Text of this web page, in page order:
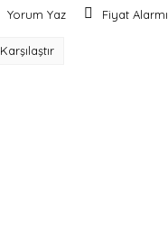
Yorum Yaz Fiyat Alarmı
Karşılaştır